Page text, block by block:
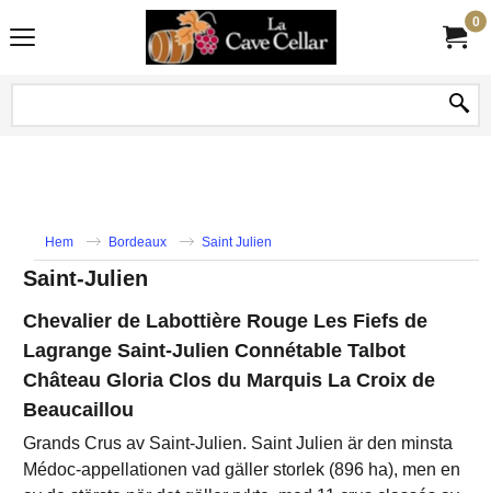
0
Hem Bordeaux Saint Julien
Saint-Julien
Chevalier de Labottière Rouge Les Fiefs de
Lagrange Saint-Julien Connétable Talbot
Château Gloria Clos du Marquis La Croix de
Beaucaillou
Grands Crus av Saint-Julien. Saint Julien är den minsta
Médoc-appellationen vad gäller storlek (896 ha), men en